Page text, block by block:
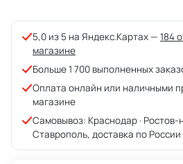
5,0 из 5 на Яндекс.Картах — 184
магазине
Больше 1 700 выполненных
Оплата онлайн или наличными
магазине
Самовывоз: Краснодар · Ростов-
Ставрополь, доставка по России